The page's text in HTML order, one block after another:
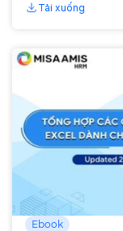
Tải xuống
Ebook